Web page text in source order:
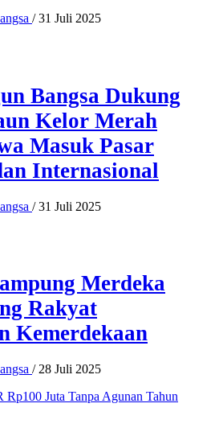
/ 31 Juli 2025
Bangsa Dukung
Kelor Merah
Masuk Pasar
Internasional
/ 31 Juli 2025
Merdeka
Rakyat
Kemerdekaan
/ 28 Juli 2025